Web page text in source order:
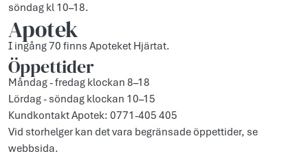
söndag kl 10–18.
Apotek
I ingång 70 finns Apoteket Hjärtat.
Öppettider
Måndag - fredag klockan 8–18
Lördag - söndag klockan 10–15
Kundkontakt Apotek: 0771-405 405
Vid storhelger kan det vara begränsade öppettider, se
webbsida.